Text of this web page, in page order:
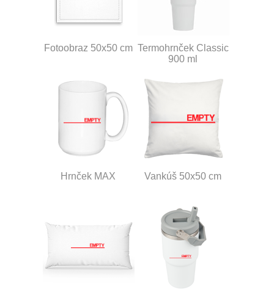
Fotoobraz 50x50 cm Termohrnček Classic
900 ml
Hrnček MAX Vankúš 50x50 cm